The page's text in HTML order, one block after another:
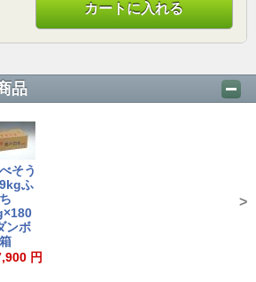
カートに入れる
品
そう
ふ
ンボ
円
>